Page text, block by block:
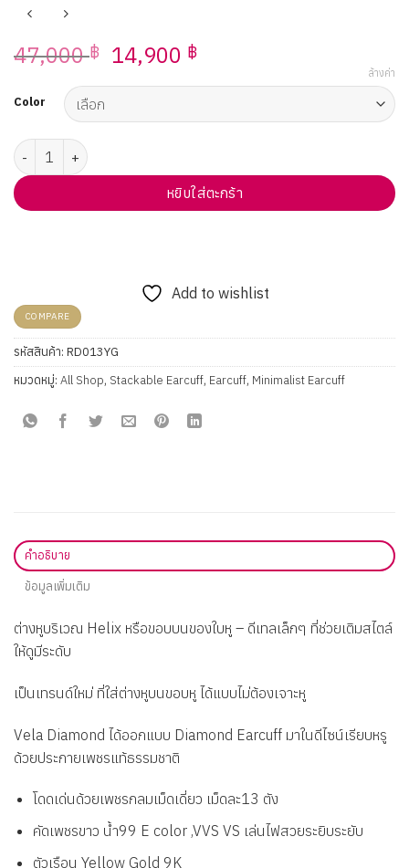
47,000฿ Original
47,000 ฿.
14,900 ฿Current
14,900 ฿.
Color
ล้างค่า
จำนวน Vela Round Diamond Earcuff ชิ้น
หยิบใส่ตะกร้า
Add to wishlist
COMPARE
รหัสสินค้า: RD013YG
หมวดหมู่: All Shop, Stackable Earcuff, Earcuff, Minimalist Earcuff
คำอธิบาย
ข้อมูลเพิ่มเติม
ต่างหูบริเวณ Helix หรือขอบบนของใบหู – ดีเทลเล็กๆ ที่ช่วยเติมสไตล์
ให้ดูมีระดับ
เป็นเทรนด์ใหม่ ที่ใส่ต่างหูบนขอบหู ได้แบบไม่ต้องเจาะหู
Vela Diamond ได้ออกแบบ Diamond Earcuff มาในดีไซน์เรียบหรู
ด้วยประกายเพชรแท้ธรรมชาติ
โดดเด่นด้วยเพชรกลมเม็ดเดี่ยว เม็ดละ13 ตัง
คัดเพชรขาว น้ำ99 E color ,VVS VS เล่นไฟสวยระยิบระยับ
ตัวเรือน Yellow Gold 9K